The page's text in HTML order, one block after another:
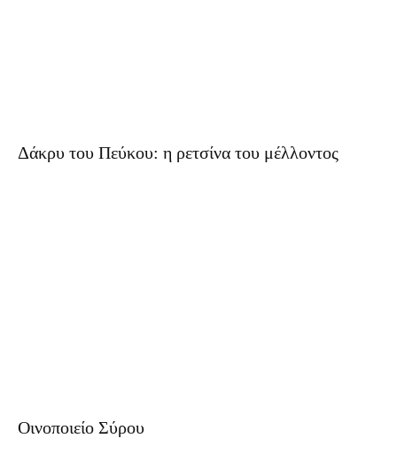
Δάκρυ του Πεύκου: η ρετσίνα του μέλλοντος
Οινοποιείο Σύρου